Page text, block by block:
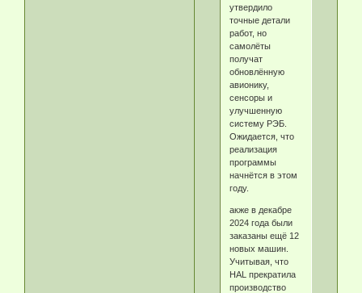
утвердило
точные детали
работ, но
самолёты
получат
обновлённую
авионику,
сенсоры и
улучшенную
систему РЭБ.
Ожидается, что
реализация
программы
начнётся в этом
году.
акже в декабре
2024 года были
заказаны ещё 12
новых машин.
Учитывая, что
HAL прекратила
производство